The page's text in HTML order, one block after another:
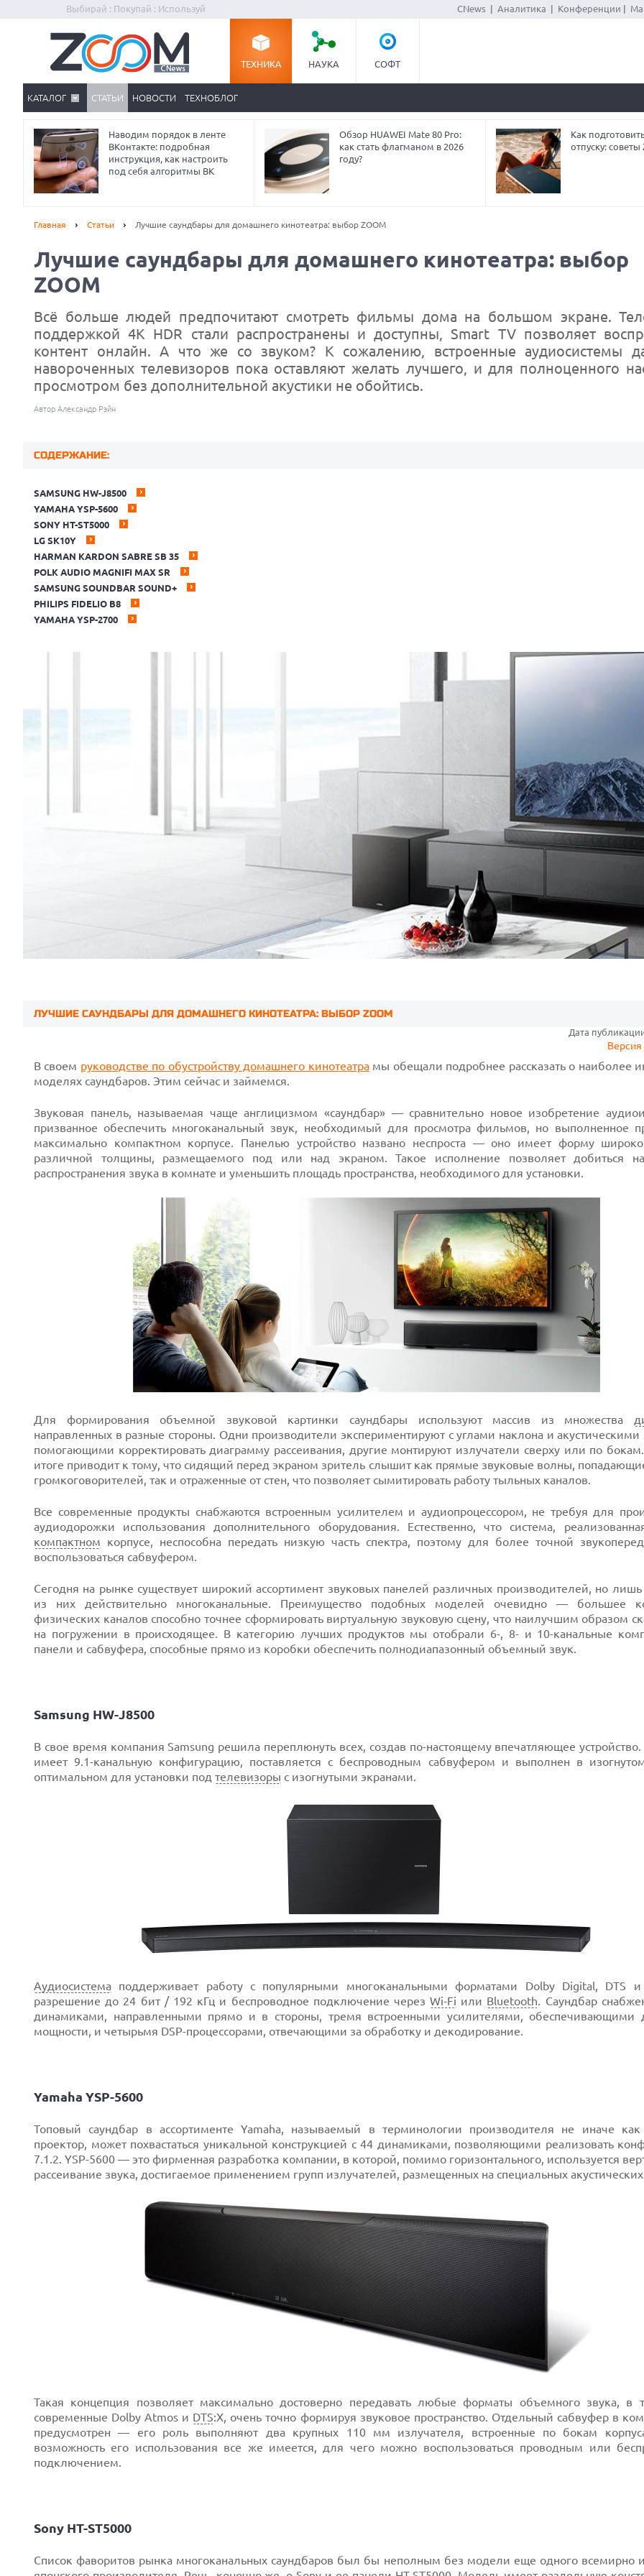
Выбирай : Покупай : Используй CNews| Аналитика Конференции
ТЕХНИКА НАУКА СОФТ
КАТАЛОГ СТАТЬИ НОВОСТИ ТЕХНОБЛОГ
Наводим порядок в ленте
ВКонтакте: подробная
инструкция, как настроить
под себя алгоритмы ВК
Обзор HUAWEI Mate 80 Pro:
как стать флагманом в 2026
году?
Как
отпуску: советы
Главная Статьи Лучшие саундбары для домашнего кинотеатра: выбор ZOOM
Лучшие саундбары для домашнего кинотеатра: выбор
ZOOM
Всё больше людей предпочитают смотреть фильмы дома на большом экране.
поддержкой 4K HDR стали распространены и доступны, Smart TV позволяет
контент онлайн. А что же со звуком? К сожалению, встроенные аудиосистемы
навороченных телевизоров пока оставляют желать лучшего, и для полноценного
просмотром без дополнительной акустики не обойтись.
Автор Александр Рэйн
СОДЕРЖАНИЕ:
SAMSUNG HW-J8500
YAMAHA YSP-5600
SONY HT-ST5000
LG SK10Y
HARMAN KARDON SABRE SB 35
POLK AUDIO MAGNIFI MAX SR
SAMSUNG SOUNDBAR SOUND+
PHILIPS FIDELIO B8
YAMAHA YSP-2700
ЛУЧШИЕ САУНДБАРЫ ДЛЯ ДОМАШНЕГО КИНОТЕАТРА: ВЫБОР ZOOM
Дата
Версия
В своем руководстве по обустройству домашнего кинотеатрамы обещали подробнее рассказать о наиболее
моделях саундбаров. Этим сейчас и займемся.
Звуковая панель, называемая чаще англицизмом «саундбар» — сравнительно новое изобретение
призванное обеспечить многоканальный звук, необходимый для просмотра фильмов, но выполненное
максимально компактном корпусе. Панелью устройство названо неспроста — оно имеет форму
различной толщины, размещаемого под или над экраном. Такое исполнение позволяет добиться
распространения звука в комнате и уменьшить площадь пространства, необходимого для установки.
Для формирования объемной звуковой картинки саундбары используют массив из множества
направленных в разные стороны. Одни производители экспериментируют с углами наклона и акустическими
помогающими корректировать диаграмму рассеивания, другие монтируют излучатели сверху или по
итоге приводит к тому, что сидящий перед экраном зритель слышит как прямые звуковые волны,
громкоговорителей, так и отраженные от стен, что позволяет сымитировать работу тыльных каналов.
Все современные продукты снабжаются встроенным усилителем и аудиопроцессором, не требуя для
аудиодорожки использования дополнительного оборудования. Естественно, что система,
компактном корпусе, неспособна передать низкую часть спектра, поэтому для более точной
воспользоваться сабвуфером.
Сегодня на рынке существует широкий ассортимент звуковых панелей различных производителей, но
из них действительно многоканальные. Преимущество подобных моделей очевидно — большее
физических каналов способно точнее сформировать виртуальную звуковую сцену, что наилучшим образом
на погружении в происходящее. В категорию лучших продуктов мы отобрали 6-, 8- и 10-канальные
панели и сабвуфера, способные прямо из коробки обеспечить полнодиапазонный объемный звук.
Samsung HW-J8500
В свое время компания Samsung решила переплюнуть всех, создав по-настоящему впечатляющее устройство.
имеет 9.1-канальную конфигурацию, поставляется с беспроводным сабвуфером и выполнен в
оптимальном для установки под телевизоры с изогнутыми экранами.
Аудиосистема поддерживает работу с популярными многоканальными форматами Dolby Digital, DTS
разрешение до 24 бит / 192 кГц и беспроводное подключение черезWi-Fi или Bluetooth. Саундбар
динамиками, направленными прямо и в стороны, тремя встроенными усилителями, обеспечивающими
мощности, и четырьмя DSP-процессорами, отвечающими за обработку и декодирование.
Yamaha YSP-5600
Топовый саундбар в ассортименте Yamaha, называемый в терминологии производителя не иначе как
проектор, может похвастаться уникальной конструкцией с 44 динамиками, позволяющими реализовать
7.1.2. YSP-5600 — это фирменная разработка компании, в которой, помимо горизонтального, используется
рассеивание звука, достигаемое применением групп излучателей, размещенных на специальных акустических
Такая концепция позволяет максимально достоверно передавать любые форматы объемного звука, в
современные Dolby Atmos и DTS:X, очень точно формируя звуковое пространство. Отдельный сабвуфер в
предусмотрен — его роль выполняют два крупных 110 мм излучателя, встроенные по бокам
возможность его использования все же имеется, для чего можно воспользоваться проводным или
подключением.
Sony HT-ST5000
Список фаворитов рынка многоканальных саундбаров был бы неполным без модели еще одного всемирно
Prev
Next